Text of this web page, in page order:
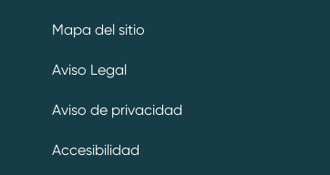
Mapa del sitio
Aviso Legal
Aviso de privacidad
Preferencias de cookies